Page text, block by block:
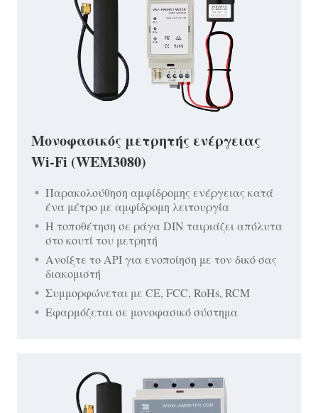
Μονοφασικός μετρητής ενέργειας
Wi-Fi (WEM3080)
Παρακολούθηση αμφίδρομης ενέργειας κατά
ένα μέτρο με αμφίδρομη λειτουργία
Η τοποθέτηση σε ράγα DIN ταιριάζει απόλυτα
στο κουτί του μετρητή
Ανοίξτε το API για ενοποίηση με τον δικό σας
διακομιστή
Συμμορφώνεται με CE, FCC, RoHs, RCM
Εφαρμόζεται σε μονοφασικό σύστημα